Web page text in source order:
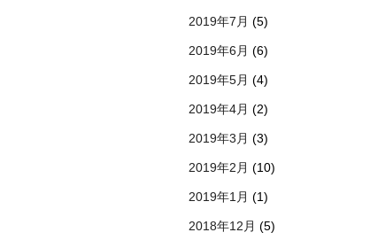
2019年7月 (5)
2019年6月 (6)
2019年5月 (4)
2019年4月 (2)
2019年3月 (3)
2019年2月 (10)
2019年1月 (1)
2018年12月 (5)